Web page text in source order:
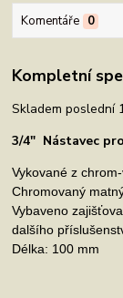
Komentáře 0
Kompletní
Skladem poslední
3/4" Nástavec
Vykované z
Chromovaný
Vybaveno
dalšího
Délka: 100 mm